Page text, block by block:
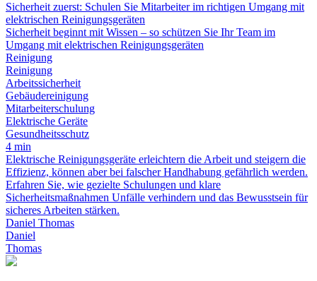
Sicherheit zuerst: Schulen Sie Mitarbeiter im richtigen Umgang mit
elektrischen Reinigungsgeräten
Sicherheit beginnt mit Wissen – so schützen Sie Ihr Team im
Umgang mit elektrischen Reinigungsgeräten
Reinigung
Reinigung
Arbeitssicherheit
Gebäudereinigung
Mitarbeiterschulung
Elektrische Geräte
Gesundheitsschutz
4 min
Elektrische Reinigungsgeräte erleichtern die Arbeit und steigern die
Effizienz, können aber bei falscher Handhabung gefährlich werden.
Erfahren Sie, wie gezielte Schulungen und klare
Sicherheitsmaßnahmen Unfälle verhindern und das Bewusstsein für
sicheres Arbeiten stärken.
Daniel Thomas
Daniel
Thomas